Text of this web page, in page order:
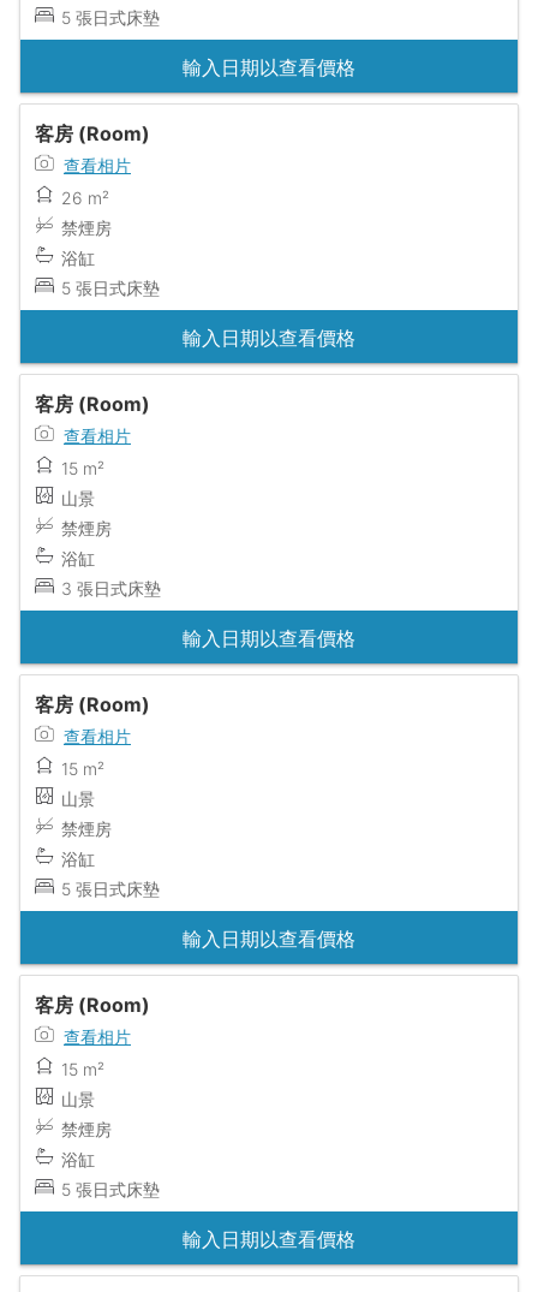
5 張日式床墊
輸入日期以查看價格
客房 (Room)
查看相片
26 m²
禁煙房
浴缸
5 張日式床墊
輸入日期以查看價格
客房 (Room)
查看相片
15 m²
山景
禁煙房
浴缸
3 張日式床墊
輸入日期以查看價格
客房 (Room)
查看相片
15 m²
山景
禁煙房
浴缸
5 張日式床墊
輸入日期以查看價格
客房 (Room)
查看相片
15 m²
山景
禁煙房
浴缸
5 張日式床墊
輸入日期以查看價格